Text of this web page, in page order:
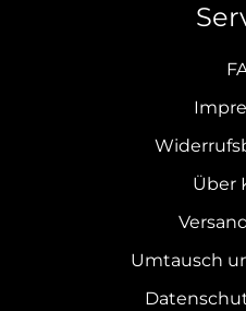
Über
Umtausch